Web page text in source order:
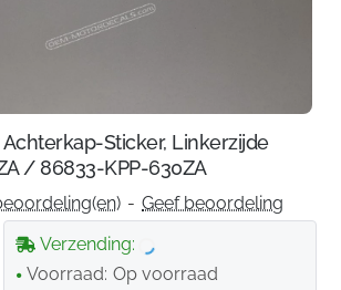
Sticker, Linkerzijde
/ 86833-KPP-630ZA
- Geef beoordeling
Verzending:
Voorraad: Op voorraad